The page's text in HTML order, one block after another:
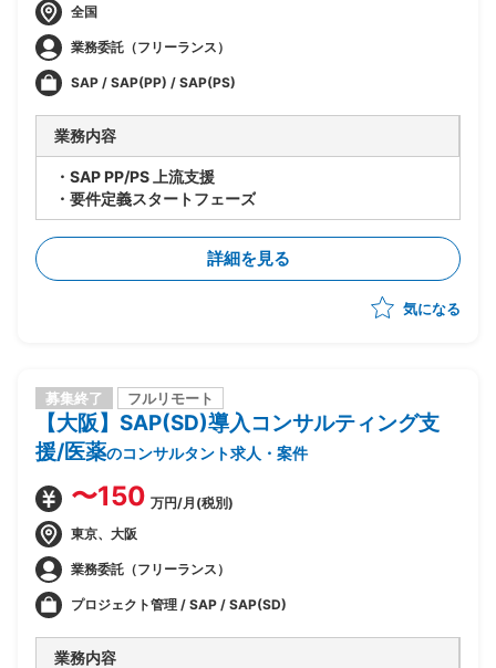
全国
業務委託（フリーランス）
SAP / SAP(PP) / SAP(PS)
業務内容
・SAP PP/PS 上流支援
・要件定義スタートフェーズ
詳細を見る
気になる
募集終了 フルリモート
【大阪】SAP(SD)導入コンサルティング支
援/医薬のコンサルタント求人・案件
〜150 万円/月(税別)
東京、大阪
業務委託（フリーランス）
プロジェクト管理 / SAP / SAP(SD)
業務内容